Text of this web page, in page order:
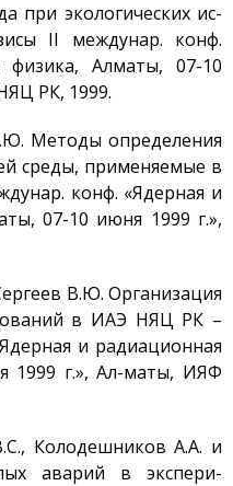
база
Реактор ИВГ.1М
Токамак КТМ
Установка ЛАВА-Б
Установка ВИКА
Стенд ВЧГ-135
Стенд с плазменно-
пучковой установкой
Комплексы
Развитие атомной
при экологических ис-
II междунар. конф.
физика, Алматы, 07-10
РК, 1999.
Методы определения
среды, применяемые в
конф. «Ядерная и
07-10 июня 1999 г.»,
В.Ю. Организация
в ИАЭ НЯЦ РК –
и радиационная
1999 г.», Ал-маты, ИЯФ
Колодешников А.А. и
аварий в экспери-